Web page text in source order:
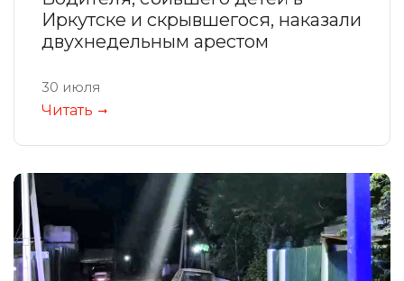
Иркутске и скрывшегося, наказали
двухнедельным арестом
30 июля
Читать